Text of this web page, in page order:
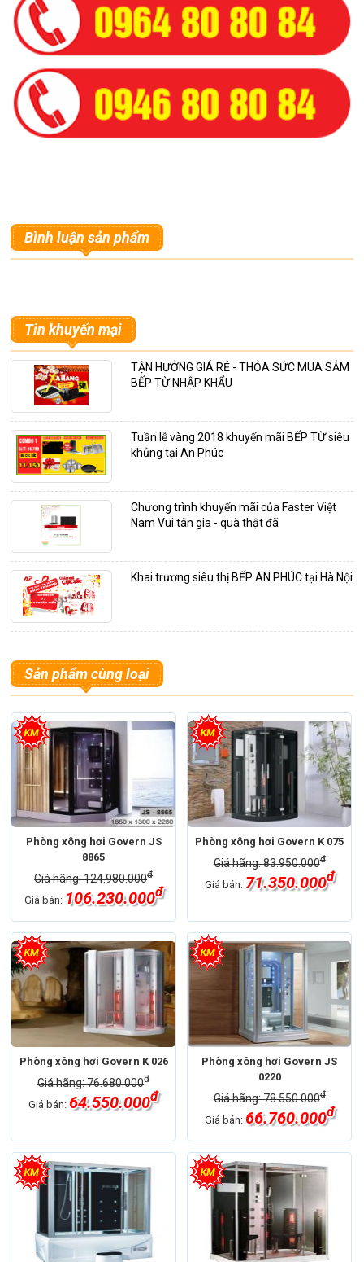
Bình luận sản phẩm
Tin khuyến mại
TẬN HƯỞNG GIÁ RẺ - THỎA SỨC MUA SẮM
BẾP TỪ NHẬP KHẨU
Tuần lễ vàng 2018 khuyến mãi BẾP TỪ siêu
khủng tại An Phúc
Chương trình khuyến mãi của Faster Việt
Nam Vui tân gia - quà thật đã
Khai trương siêu thị BẾP AN PHÚC tại Hà Nội
Sản phẩm cùng loại
Phòng xông hơi Govern JS
8865
Giá hãng: 124.980.000đ
Giá bán: 106.230.000đ
Phòng xông hơi Govern K 075
Giá hãng: 83.950.000đ
Giá bán: 71.350.000đ
Phòng xông hơi Govern K 026
Giá hãng: 76.680.000đ
Giá bán:64.550.000đ
Phòng xông hơi Govern JS
0220
Giá hãng: 78.550.000đ
Giá bán: 66.760.000đ